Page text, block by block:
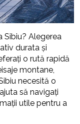
Sibiu? Alegerea
durata și
o rută rapidă
montane,
necesită o
să navigați
utile pentru a